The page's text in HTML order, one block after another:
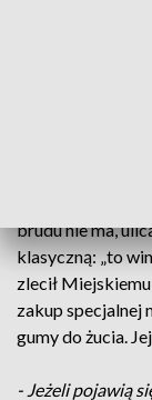
brudu nie ma,
klasyczną: „to
zlecił
zakup specjalnej
gumy do żucia.
- Jeżeli pojawią